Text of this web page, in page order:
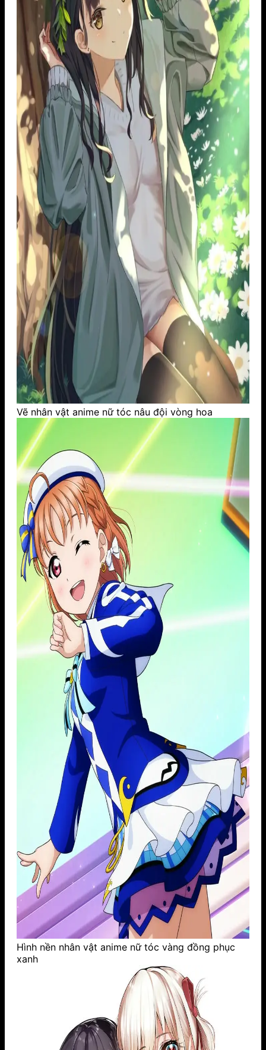
Vẽ nhân vật anime nữ tóc nâu đội vòng hoa
Hình nền nhân vật anime nữ tóc vàng đồng phục
xanh